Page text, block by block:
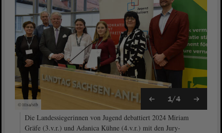
© ltlsa/stb
1/4
Die Landessiegerinnen von Jugend debattiert 2024 Miriam
Gräfe (3.v.r.) und Adanica Kühne (4.v.r.) mit den Jury-